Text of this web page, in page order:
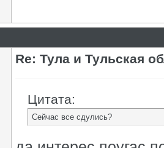
Re: Тула и Тульская
Цитата:
Сейчас все сдулись?